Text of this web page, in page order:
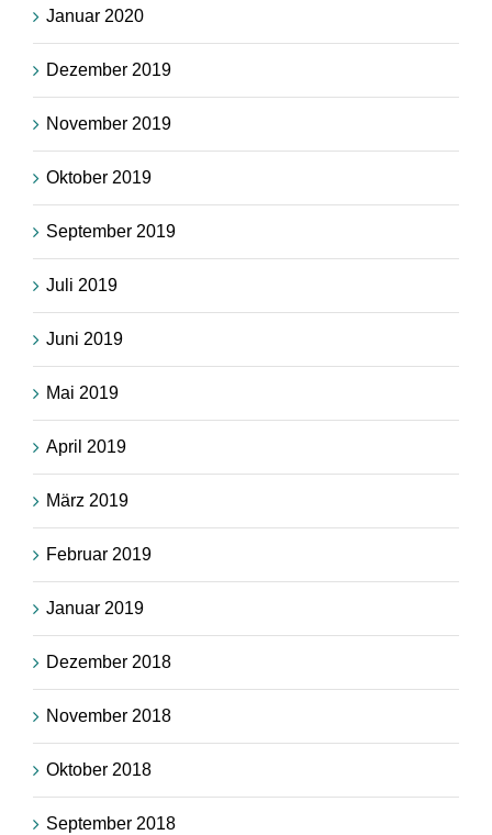
Januar 2020
Dezember 2019
November 2019
Oktober 2019
September 2019
Juli 2019
Juni 2019
Mai 2019
April 2019
März 2019
Februar 2019
Januar 2019
Dezember 2018
November 2018
Oktober 2018
September 2018